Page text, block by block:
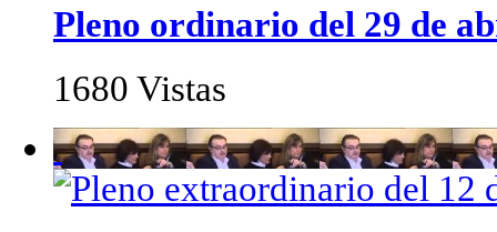
Pleno ordinario del 29 de
1680 Vistas